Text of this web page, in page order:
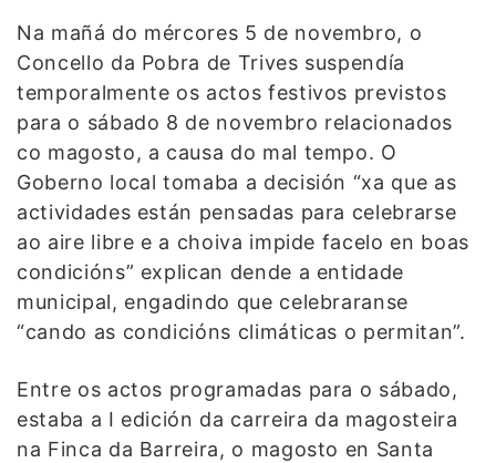
Na mañá do mércores 5 de novembro, o
Concello da Pobra de Trives suspendía
temporalmente os actos festivos previstos
para o sábado 8 de novembro relacionados
co magosto, a causa do mal tempo. O
Goberno local tomaba a decisión “xa que as
actividades están pensadas para celebrarse
ao aire libre e a choiva impide facelo en boas
condicións” explican dende a entidade
municipal, engadindo que celebraranse
“cando as condicións climáticas o permitan”.
Entre os actos programadas para o sábado,
estaba a I edición da carreira da magosteira
na Finca da Barreira, o magosto en Santa